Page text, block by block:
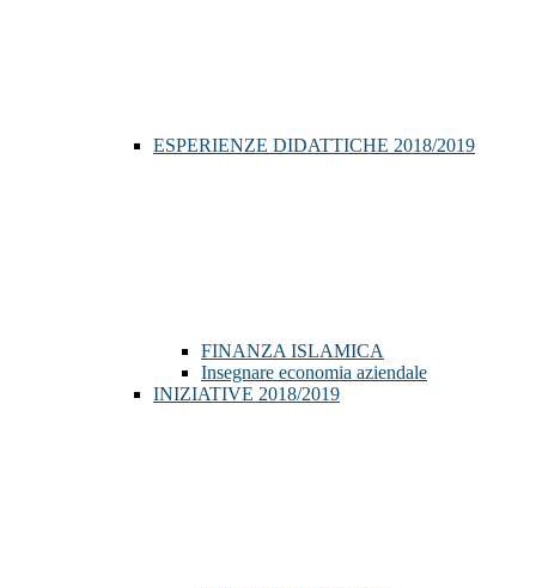
ESPERIENZE DIDATTICHE 2018/2019
FINANZA ISLAMICA
Insegnare economia aziendale
INIZIATIVE 2018/2019